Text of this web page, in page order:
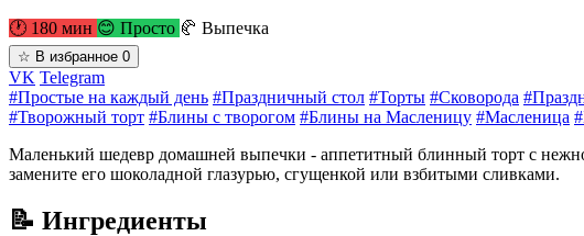
🕐 180 мин 😊 Просто 🥐 Выпечка
☆ В избранное 0
VK Telegram
#Простые на каждый день #Праздничный стол #Торты #Сковорода
#Творожный торт #Блины с творогом #Блины на Масленицу #Масленица
Маленький шедевр домашней выпечки - аппетитный блинный торт с
замените его шоколадной глазурью, сгущенкой или взбитыми сливками.
📝 Ингредиенты